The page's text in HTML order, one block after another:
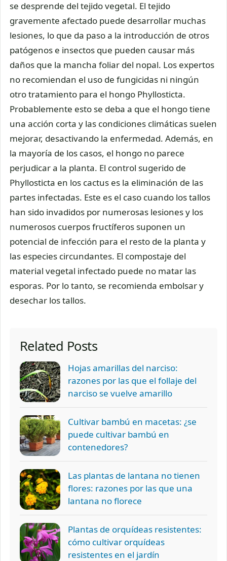
se desprende del tejido vegetal. El tejido
gravemente afectado puede desarrollar muchas
lesiones, lo que da paso a la introducción de otros
patógenos e insectos que pueden causar más
daños que la mancha foliar del nopal. Los expertos
no recomiendan el uso de fungicidas ni ningún
otro tratamiento para el hongo Phyllosticta.
Probablemente esto se deba a que el hongo tiene
una acción corta y las condiciones climáticas suelen
mejorar, desactivando la enfermedad. Además, en
la mayoría de los casos, el hongo no parece
perjudicar a la planta. El control sugerido de
Phyllosticta en los cactus es la eliminación de las
partes infectadas. Este es el caso cuando los tallos
han sido invadidos por numerosas lesiones y los
numerosos cuerpos fructíferos suponen un
potencial de infección para el resto de la planta y
las especies circundantes. El compostaje del
material vegetal infectado puede no matar las
esporas. Por lo tanto, se recomienda embolsar y
desechar los tallos.
Related Posts
Hojas amarillas del narciso:
razones por las que el follaje del
narciso se vuelve amarillo
Cultivar bambú en macetas: ¿se
puede cultivar bambú en
contenedores?
Las plantas de lantana no tienen
flores: razones por las que una
lantana no florece
Plantas de orquídeas resistentes:
cómo cultivar orquídeas
resistentes en el jardín